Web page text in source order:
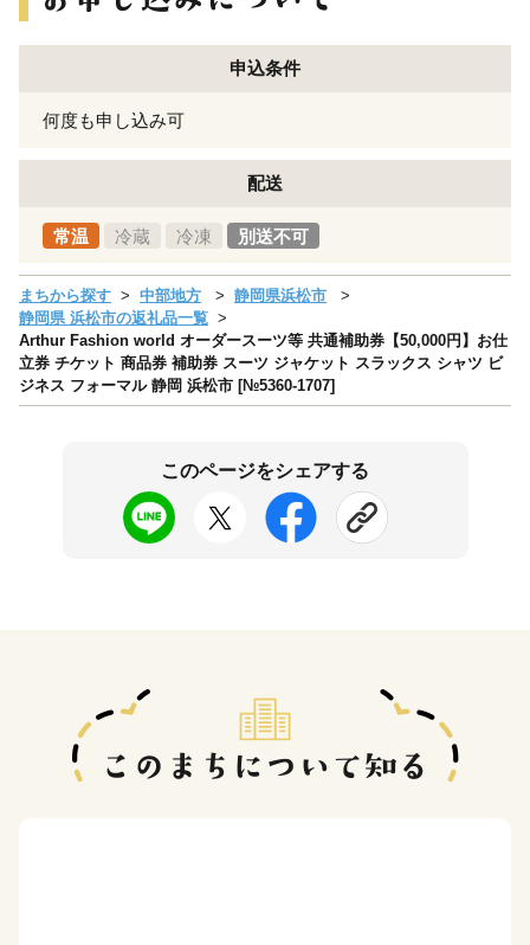
申込条件
何度も申し込み可
配送
常温 冷蔵 冷凍 別送不可
まちから探す 中部地方
静岡県浜松市
静岡県 浜松市の返礼品一覧
Arthur Fashion world オーダースーツ等 共通補助券【50,000円】お仕
立券 チケット 商品券 補助券 スーツ ジャケット スラックス シャツ ビ
ジネス フォーマル 静岡 浜松市 [№5360-1707]
このページをシェアする